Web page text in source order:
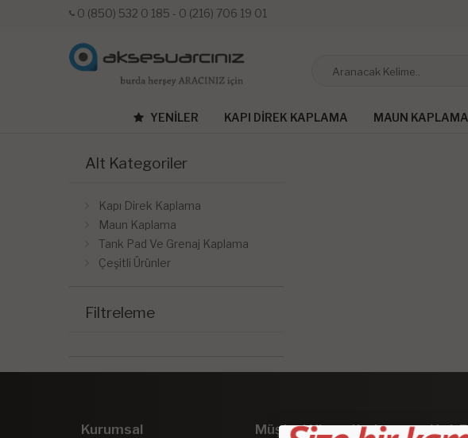
0 (850) 532 0 185 - 0 (216) 706 19 01
YENILER KAPI DIREK KAPLAMA MAUN KAPLAMA
Alt Kategoriler
Kapı Direk Kaplama
Maun Kaplama
Tank Pad Ve Grenaj Kaplama
Çeşitli Ürünler
Filtreleme
Kurumsal Müşteri Hizmetleri Hızlı